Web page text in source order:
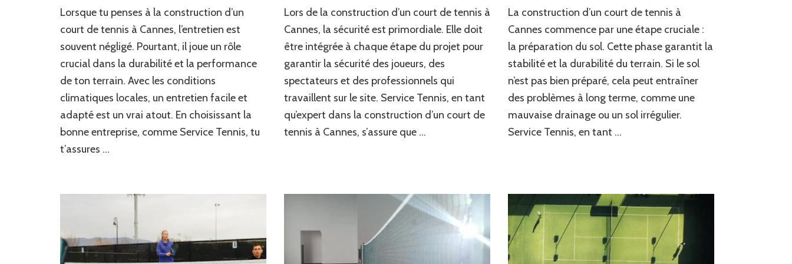
est-
il
de
prévoir
un
entretien
facile
dans
construction
Lorsque tu penses à la construction d’un
court de tennis à Cannes, l’entretien est
souvent négligé. Pourtant, il joue un rôle
crucial dans la durabilité et la performance
de ton terrain. Avec les conditions
climatiques locales, un entretien facile et
adapté est un vrai atout. En choisissant la
bonne entreprise, comme Service Tennis, tu
t’assures …
les
normes
sécurité
sont-
elles
intégrées
dans
la
d’un
Cannes
Lors de la construction d’un court de tennis à
Cannes, la sécurité est primordiale. Elle doit
être intégrée à chaque étape du projet pour
garantir la sécurité des joueurs, des
spectateurs et des professionnels qui
travaillent sur le site. Service Tennis, en tant
qu’expert dans la construction d’un court de
tennis à Cannes, s’assure que …
la
préparation
du
sol
est-
elle
réalisée
dans
la
d’un
Cannes
La construction d’un court de tennis à
Cannes commence par une étape cruciale :
la préparation du sol. Cette phase garantit la
stabilité et la durabilité du terrain. Si le sol
n’est pas bien préparé, cela peut entraîner
des problèmes à long terme, comme une
mauvaise drainage ou un sol irrégulier.
Service Tennis, en tant …